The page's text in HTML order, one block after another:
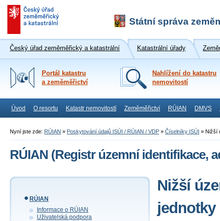
Státní správa
Český úřad zeměměřický a katastrální Katastrální úřady
Portál katastru
a zeměměřictví
Nahlížení do katastru
nemovitostí
Úvod O resortu Katastr nemovitostí Zeměměřictví RÚIAN DMVS
Nyní jste zde: RÚIAN » Poskytování údajů ISÚI / RÚIAN / VDP » Číselníky ISÚI » Nižší
RÚIAN (Registr územní identifikace,
RÚIAN
Informace o RÚIAN
Uživatelská podpora
Nižší
jednotky